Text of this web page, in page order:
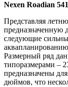
Nexen Roadian 541
Представляя
предназначенную
следующие
Размерный ряд
типоразмерами –
предназначены
дюймов, что